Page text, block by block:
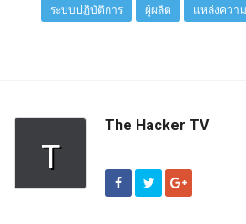
ระบบปฏิบัติการ
ผู้ผลิต แหล่งควา
T
The Hacker TV